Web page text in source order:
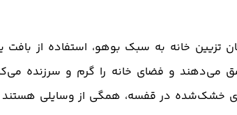
تزیین خانه به سبک بوهو، استفاده از
می‌دهند و فضای خانه را گرم و سرزنده
در قفسه، همگی از وسایلی هستند